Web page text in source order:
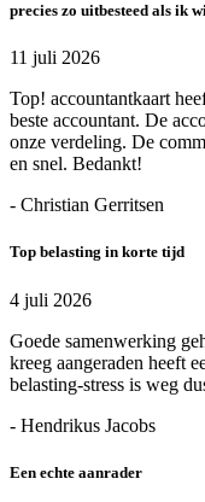
precies zo uitbesteed als ik
11 juli 2026
Top! accountantkaart
beste accountant. De
onze verdeling. De
en snel. Bedankt!
- Christian Gerritsen
Top belasting in korte tijd
4 juli 2026
Goede samenwerking
kreeg aangeraden heeft
belasting-stress is weg
- Hendrikus Jacobs
Een echte aanrader